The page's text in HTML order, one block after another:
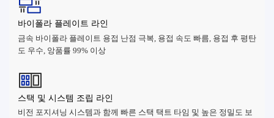
바이폴라 플레이트 라인
금속 바이폴라 플레이트 용접 난점 극복, 용접 속도 빠름, 용접 후 평탄
도 우수, 앙품률 99% 이상
스택 및 시스템 조립 라인
비전 포지셔닝 시스템과 함께 빠른 스택 택트 타임 및 높은 정밀도 보